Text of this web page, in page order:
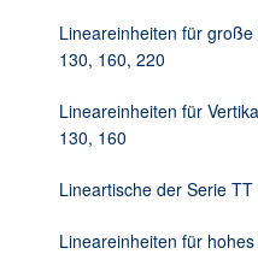
Lineareinheiten für
130, 160, 220
Lineareinheiten für
130, 160
Lineartische der Serie
Lineareinheiten für